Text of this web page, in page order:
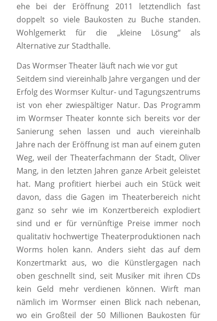
ehe bei der Eröffnung 2011 letztendlich fast
doppelt so viele Baukosten zu Buche standen.
Wohlgemerkt für die „kleine Lösung“ als
Alternative zur Stadthalle.
Das Wormser Theater läuft nach wie vor gut
Seitdem sind viereinhalb Jahre vergangen und der
Erfolg des Wormser Kultur- und Tagungszentrums
ist von eher zwiespältiger Natur. Das Programm
im Wormser Theater konnte sich bereits vor der
Sanierung sehen lassen und auch viereinhalb
Jahre nach der Eröffnung ist man auf einem guten
Weg, weil der Theaterfachmann der Stadt, Oliver
Mang, in den letzten Jahren ganze Arbeit geleistet
hat. Mang profitiert hierbei auch ein Stück weit
davon, dass die Gagen im Theaterbereich nicht
ganz so sehr wie im Konzertbereich explodiert
sind und er für vernünftige Preise immer noch
qualitativ hochwertige Theaterproduktionen nach
Worms holen kann. Anders sieht das auf dem
Konzertmarkt aus, wo die Künstlergagen nach
oben geschnellt sind, seit Musiker mit ihren CDs
kein Geld mehr verdienen können. Wirft man
nämlich im Wormser einen Blick nach nebenan,
wo ein Großteil der 50 Millionen Baukosten für